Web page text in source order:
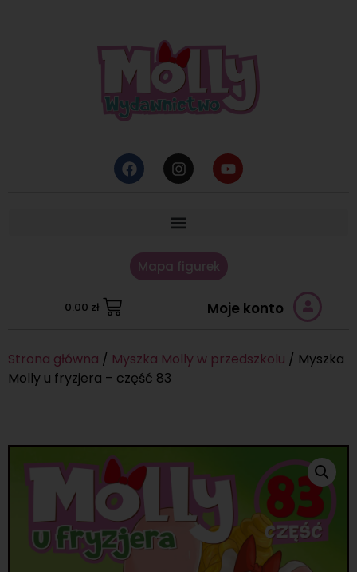
Mapa figurek
0.00 zł Moje konto
Strona główna / Myszka Molly w przedszkolu / Myszka
Molly u fryzjera – część 83